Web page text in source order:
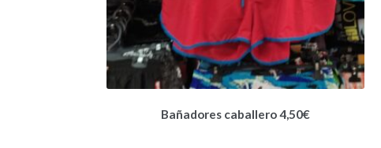
Bañadores caballero 4,50€